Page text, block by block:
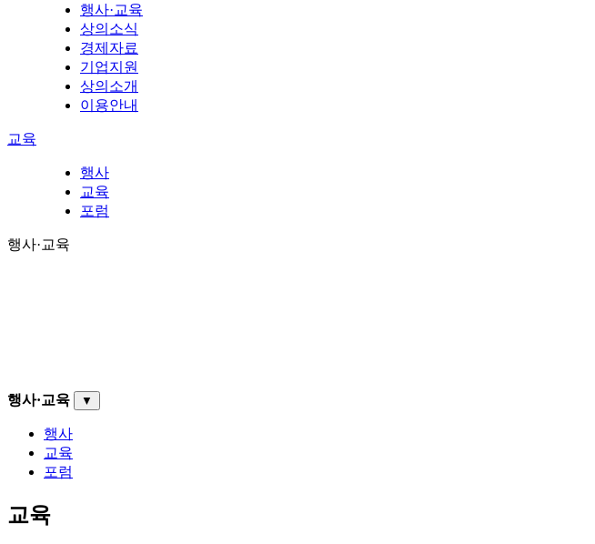
행사·교육
상의소식
경제자료
기업지원
상의소개
이용안내
교육
행사
교육
포럼
행사·교육
행사·교육 ▼
행사
교육
포럼
교육